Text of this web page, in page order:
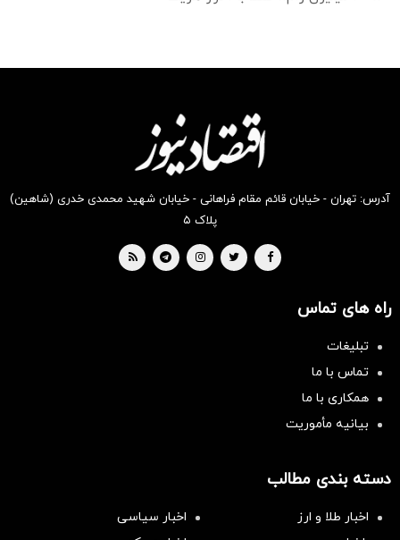
آدرس: تهران - خیابان قائم مقام فراهانی - خیابان شهید محمدی خدری (شاهین)
پلاک ۵
راه های تماس
تبلیغات
تماس با ما
همکاری با ما
بیانیه مأموریت
دسته بندی مطالب
اخبار طلا و ارز
اخبار سیاسی